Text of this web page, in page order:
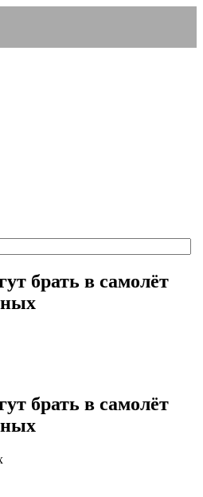
брать в самолёт
брать в самолёт